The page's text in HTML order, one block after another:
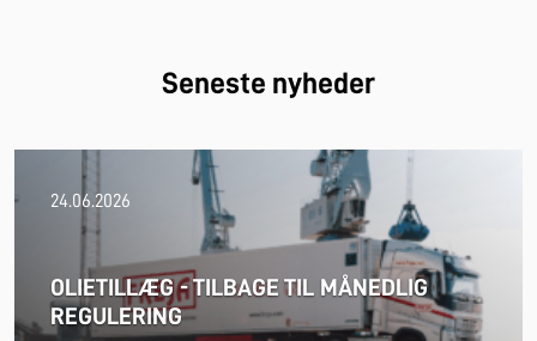
Seneste nyheder
24.06.2026
OLIETILLÆG - TILBAGE TIL MÅNEDLIG
REGULERING